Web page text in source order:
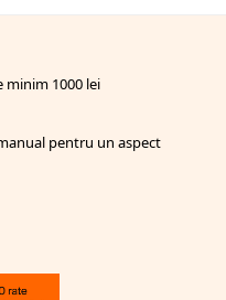
minim 1000 lei
pentru un aspect